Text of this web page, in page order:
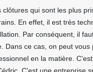
clôtures qui sont les plus
En effet, il est très
Par conséquent, il
Dans ce cas, on peut vous
en la matière.
C'est une entreprise